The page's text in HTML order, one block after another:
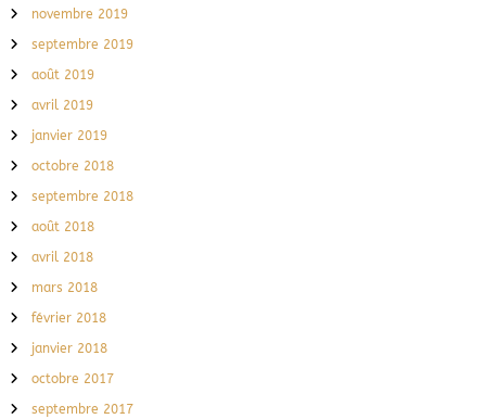
novembre 2019
septembre 2019
août 2019
avril 2019
janvier 2019
octobre 2018
septembre 2018
août 2018
avril 2018
mars 2018
février 2018
janvier 2018
octobre 2017
septembre 2017